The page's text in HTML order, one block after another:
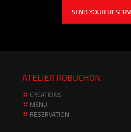
ATELIER ROBUCHON
CREATIONS
MENU
RESERVATION